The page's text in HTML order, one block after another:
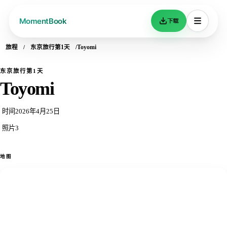
下载
旅程 东京旅行第1天 Toyomi
东京旅行第1天
Toyomi
时间 2026年4月25日
照片3
地图